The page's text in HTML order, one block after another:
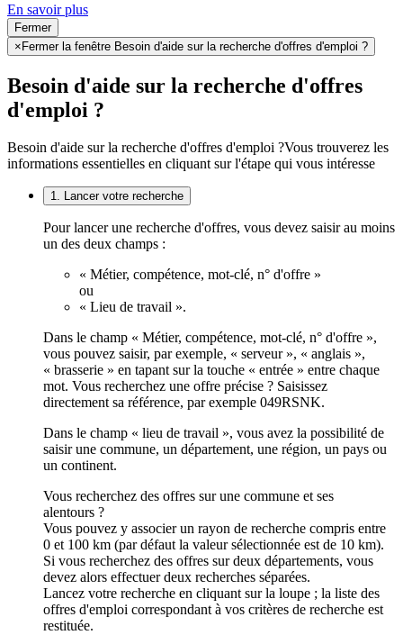
En savoir plus
Fermer
×Fermer la fenêtre Besoin d'aide sur la recherche d'offres d'emploi ?
Besoin d'aide sur la recherche d'offres
d'emploi ?
Besoin d'aide sur la recherche d'offres d'emploi ?Vous trouverez les
informations essentielles en cliquant sur l'étape qui vous intéresse
1. Lancer votre recherche
Pour lancer une recherche d'offres, vous devez saisir au moins
un des deux champs :
« Métier, compétence, mot-clé, n° d'offre »
ou
« Lieu de travail ».
Dans le champ « Métier, compétence, mot-clé, n° d'offre »,
vous pouvez saisir, par exemple, « serveur », « anglais »,
« brasserie » en tapant sur la touche « entrée » entre chaque
mot. Vous recherchez une offre précise ? Saisissez
directement sa référence, par exemple 049RSNK.
Dans le champ « lieu de travail », vous avez la possibilité de
saisir une commune, un département, une région, un pays ou
un continent.
Vous recherchez des offres sur une commune et ses
alentours ?
Vous pouvez y associer un rayon de recherche compris entre
0 et 100 km (par défaut la valeur sélectionnée est de 10 km).
Si vous recherchez des offres sur deux départements, vous
devez alors effectuer deux recherches séparées.
Lancez votre recherche en cliquant sur la loupe ; la liste des
offres d'emploi correspondant à vos critères de recherche est
restituée.